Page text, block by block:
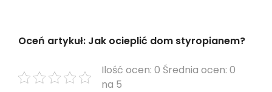
Oceń artykuł: Jak ocieplić dom styropianem?
Ilość ocen: 0 Średnia ocen: 0
na 5